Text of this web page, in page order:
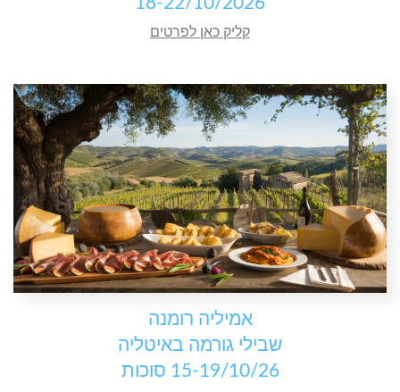
קליק כאן לפרטים
אמיליה רומנה
שבילי גורמה באיטליה
15-19/10/26 סוכות